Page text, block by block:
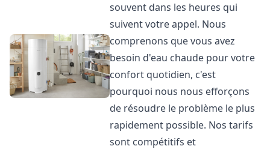
souvent dans les heures qui
suivent votre appel. Nous
comprenons que vous avez
besoin d'eau chaude pour votre
confort quotidien, c'est
pourquoi nous nous efforçons
de résoudre le problème le plus
rapidement possible. Nos tarifs
sont compétitifs et